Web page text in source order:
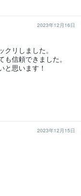
2023年12月16日
リしました。
信頼できました。
と思います！
2023年12月15日